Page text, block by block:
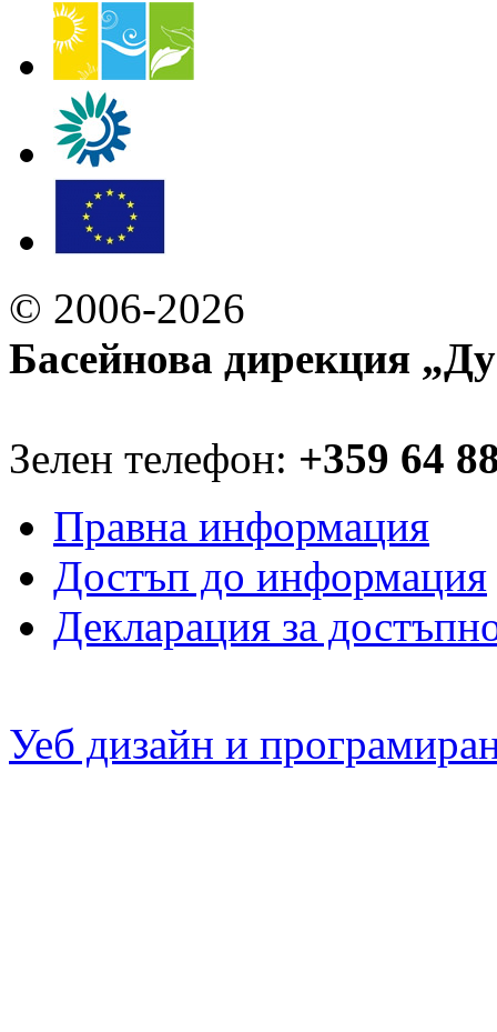
© 2006-2026
Басейнова дирекция
Зелен телефон: +359 64
Правна информация
Достъп до информация
Декларация за
Уеб дизайн и